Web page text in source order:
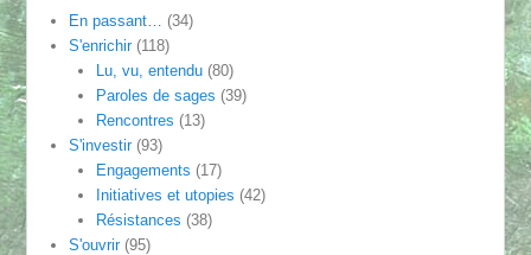
En passant…
(34)
S'enrichir(118)
Lu, vu, entendu(80)
Paroles de sages (39)
Rencontres (13)
S'investir(93)
Engagements (17)
Initiatives et utopies (42)
Résistances (38)
S'ouvrir(95)